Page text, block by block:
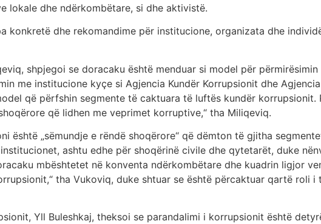
lokale dhe ndërkombëtare, si dhe aktivistë.
konkretë dhe rekomandime për institucione, organizata dhe
shpjegoi se doracaku është menduar si model për
me institucione kyçe si Agjencia Kundër Korrupsionit dhe
që përfshin segmente të caktuara të luftës kundër korrupsionit.
që lidhen me veprimet korruptive,“ tha Miliqeviq.
është „sëmundje e rëndë shoqërore“ që dëmton të gjitha
ashtu edhe për shoqërinë civile dhe qytetarët, duke
mbështetet në konventa ndërkombëtare dhe kuadrin ligjor
tha Vukoviq, duke shtuar se është përcaktuar qartë roli
Yll Buleshkaj, theksoi se parandalimi i korrupsionit është